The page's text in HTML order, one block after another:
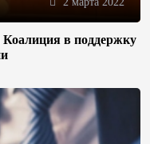
в поддержку